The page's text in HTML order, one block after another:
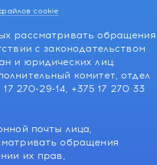
cookie
рассматривать обращения
с законодательством
и юридических лиц:
комитет, отдел
270-29-14, +375 17 270 33
почты лица,
обращения
их прав,